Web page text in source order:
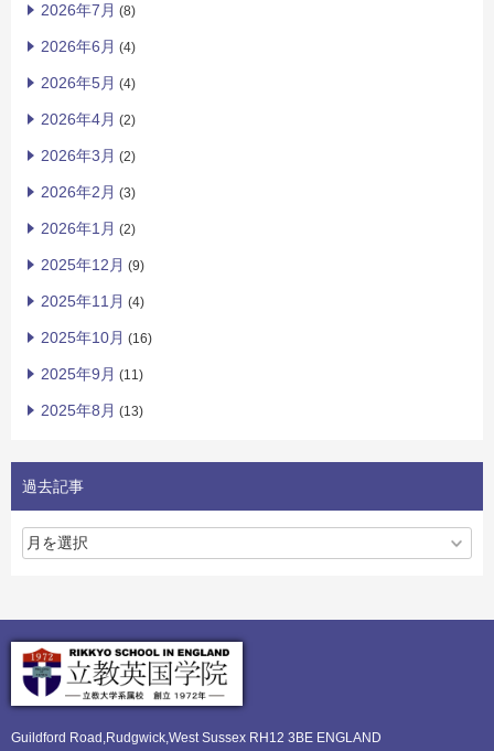
2026年7月 (8)
2026年6月 (4)
2026年5月 (4)
2026年4月 (2)
2026年3月 (2)
2026年2月 (3)
2026年1月 (2)
2025年12月 (9)
2025年11月 (4)
2025年10月 (16)
2025年9月 (11)
2025年8月 (13)
過去記事
Guildford Road,Rudgwick,West Sussex RH12 3BE ENGLAND